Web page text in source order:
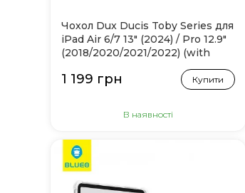
Чохол Dux Ducis Toby Series для
iPad Air 6/7 13" (2024) / Pro 12.9"
(2018/2020/2021/2022) (with
Apple Pencil holder) Blue
1 199 грн Купити
В наявності